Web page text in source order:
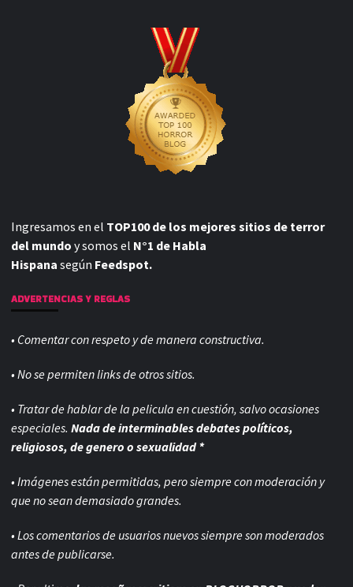
Ingresamos en el TOP100 de los mejores sitios de terror
del mundo y somos el N°1 de Habla
Hispana según Feedspot.
ADVERTENCIAS Y REGLAS
• Comentar con respeto y de manera constructiva.
• No se permiten links de otros sitios.
• Tratar de hablar de la pelicula en cuestión, salvo ocasiones
especiales. Nada de interminables debates políticos,
religiosos, de genero o sexualidad *
• Imágenes están permitidas, pero siempre conmoderación y
que no sean demasiado grandes.
• Los comentarios de usuarios nuevos siempre son moderados
antes de publicarse.